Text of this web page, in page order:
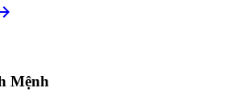
Mệnh